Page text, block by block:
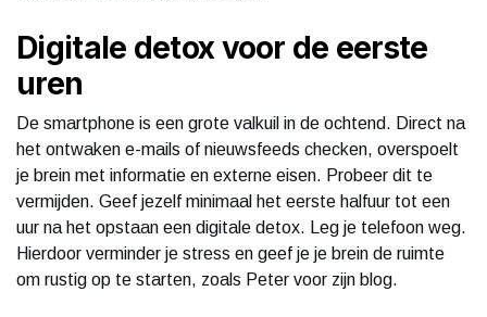
Digitale detox voor de eerste
uren
De smartphone is een grote valkuil in de ochtend. Direct na
het ontwaken e-mails of nieuwsfeeds checken, overspoelt
je brein met informatie en externe eisen. Probeer dit te
vermijden. Geef jezelf minimaal het eerste halfuur tot een
uur na het opstaan een digitale detox. Leg je telefoon weg.
Hierdoor verminder je stress en geef je je brein de ruimte
om rustig op te starten, zoals Peter voor zijn blog.